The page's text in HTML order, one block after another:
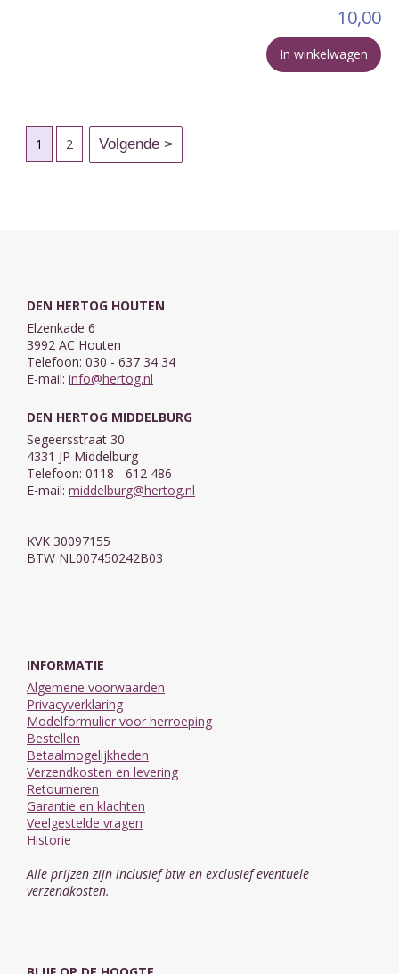
10,00
In winkelwagen
1 2
DEN HERTOG HOUTEN
Elzenkade 6
3992 AC Houten
Telefoon: 030 - 637 34 34
E-mail: info@hertog.nl
DEN HERTOG MIDDELBURG
Segeersstraat 30
4331 JP Middelburg
Telefoon: 0118 - 612 486
E-mail: middelburg@hertog.nl
KVK 30097155
BTW NL007450242B03
INFORMATIE
Algemene voorwaarden
Privacyverklaring
Modelformulier voor herroeping
Bestellen
Betaalmogelijkheden
Verzendkosten en levering
Retourneren
Garantie en klachten
Veelgestelde vragen
Historie
Alle prijzen zijn inclusief btw en exclusief eventuele
verzendkosten.